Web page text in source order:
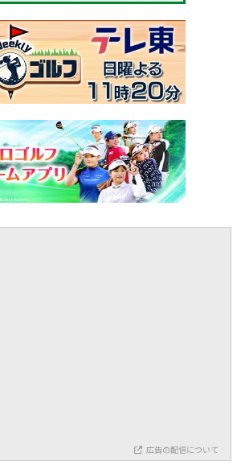
広告の配信について